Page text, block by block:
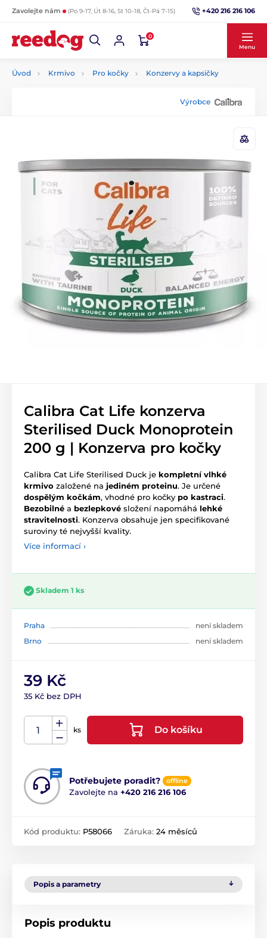
Zavolejte nám (Po 9-17, Út 8-16, St 10-18, Čt-Pá 7-15) +420 216 216 106
0
Menu
Úvod Krmivo Pro kočky Konzervy a kapsičky
Výrobce
Calibra Cat Life konzerva
Sterilised Duck Monoprotein
200 g | Konzerva pro kočky
Calibra Cat Life Sterilised Duck je kompletní vlhké
krmivo založené na jediném proteinu. Je určené
dospělým kočkám, vhodné pro kočky po kastraci.
Bezobilné a bezlepkové složení napomáhá lehké
stravitelnosti. Konzerva obsahuje jen specifikované
suroviny té nejvyšší kvality.
Více informací ›
Skladem 1 ks
Praha
není skladem
Brno
není skladem
39 Kč
35 Kč bez DPH
ks Do košíku
Potřebujete poradit? offline
Zavolejte na +420 216 216 106
Kód produktu: P58066 Záruka: 24 měsíců
Popis a parametry
Popis produktu